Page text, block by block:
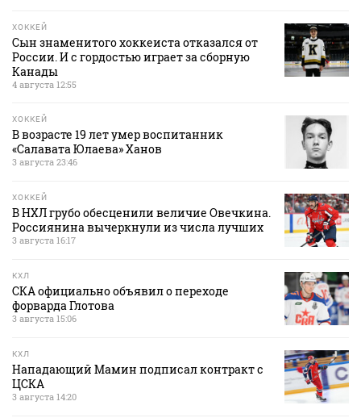
ХОККЕЙ
Сын знаменитого хоккеиста отказался от
России. И с гордостью играет за сборную
Канады
4 августа 12:55
ХОККЕЙ
В возрасте 19 лет умер воспитанник
«Салавата Юлаева» Ханов
3 августа 23:46
ХОККЕЙ
В НХЛ грубо обесценили величие Овечкина.
Россиянина вычеркнули из числа лучших
3 августа 16:17
КХЛ
СКА официально объявил о переходе
форварда Глотова
3 августа 15:06
КХЛ
Нападающий Мамин подписал контракт с
ЦСКА
3 августа 14:20